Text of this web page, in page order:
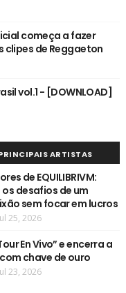
começa a fazer
de Reggaeton
vol.1 - [DOWNLOAD]
ARTISTAS
de EQUILIBRIVM:
desafios de um
sem focar em lucros
25, 2026
En Vivo” e encerra a
chave de ouro
23, 2026